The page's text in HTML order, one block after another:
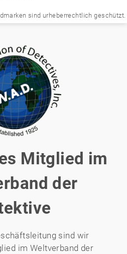
sind urheberrechtlich geschützt.
Mitglied im
der
sind wir
im Weltverband der